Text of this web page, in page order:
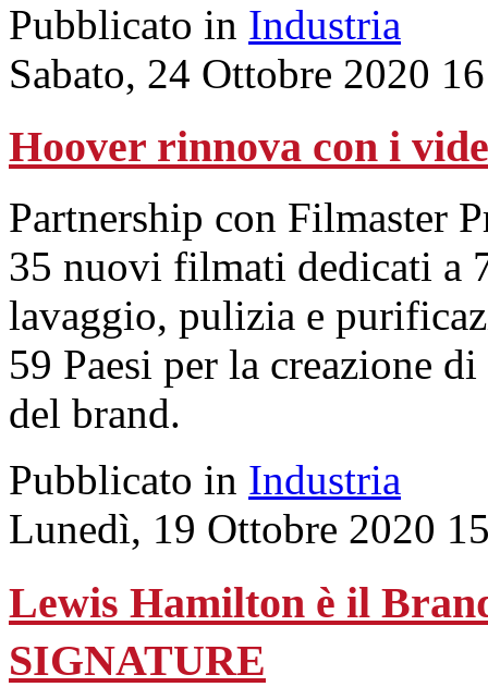
Pubblicato in Industria
Sabato, 24 Ottobre 2020
Hoover rinnova con i
Partnership con Filmaster
35 nuovi filmati dedicati a
lavaggio, pulizia e
59 Paesi per la creazione
del brand.
Pubblicato in Industria
Lunedì, 19 Ottobre 2020
Lewis Hamilton è il
SIGNATURE